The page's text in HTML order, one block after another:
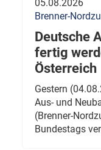
05.08.2026
Brenner-
Deutsche
fertig
Österreich
Gestern
Aus- und
(Brenner-
Bundestags